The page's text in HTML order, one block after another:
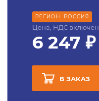
РЕГИОН: РОССИЯ
Цена, НДС включен
6 247 ₽
В ЗАКАЗ